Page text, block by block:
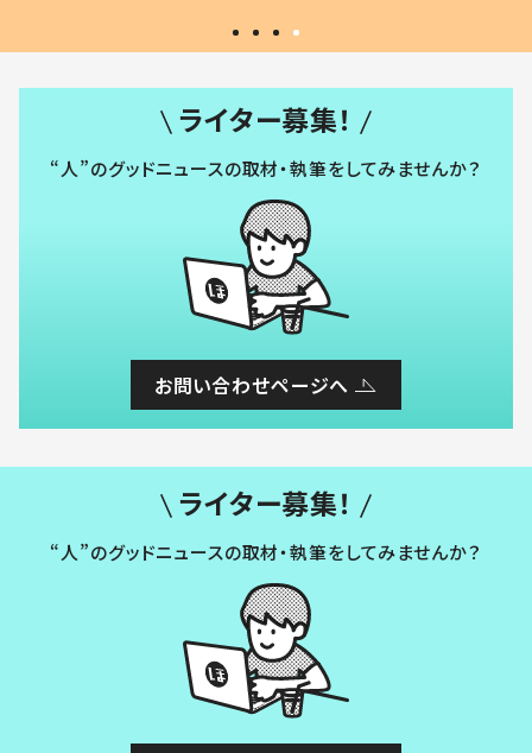
ライター募集！
“人”のグッドニュースの取材・執筆をしてみませんか？
お問い合わせページへ
ライター募集！
“人”のグッドニュースの取材・執筆をしてみませんか？